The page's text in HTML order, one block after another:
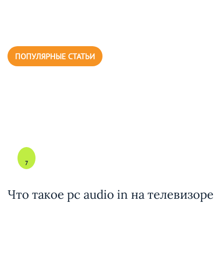
ПОПУЛЯРНЫЕ СТАТЬИ
7
Что такое pc audio in на телевизоре